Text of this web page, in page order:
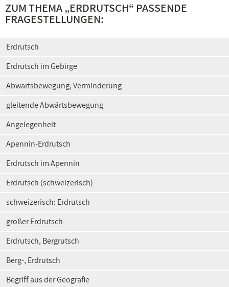
ZUM THEMA „ERDRUTSCH“ PASSENDE
FRAGESTELLUNGEN:
Erdrutsch
Erdrutsch im Gebirge
Abwärtsbewegung, Verminderung
gleitende Abwärtsbewegung
Angelegenheit
Apennin-Erdrutsch
Erdrutsch im Apennin
Erdrutsch (schweizerisch)
schweizerisch: Erdrutsch
großer Erdrutsch
Erdrutsch, Bergrutsch
Berg-, Erdrutsch
Begriff aus der Geografie